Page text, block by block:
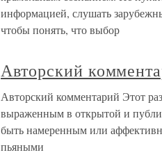
информацией, слушать
чтобы понять, что выбор
Авторский
Авторский комментарий Этот
выраженным в открытой и
быть намеренным или
пьяными